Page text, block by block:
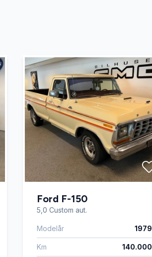
Kamera 360 grader
Lædersæder
Parkeringssensor bagved
Skiltegenkendelse
Tagræling
USB tilslutning
Ford F-150
5,0 Custom aut.
Modelår 1979
Km 140.000